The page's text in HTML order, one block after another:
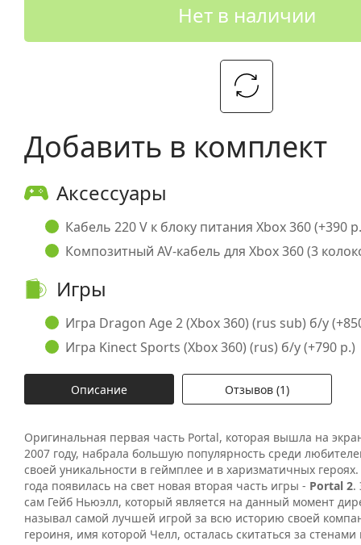
Нет в наличии
Добавить в комплект
Аксессуары
Кабель 220 V к блоку питания Xbox 360 (+390
Композитный AV-кабель для Xbox 360 (3
Игры
Игра Dragon Age 2 (Xbox 360) (rus sub) б/у
Игра Kinect Sports (Xbox 360) (rus) б/у (+790 р.)
Описание Отзывов (1)
Оригинальная первая часть Portal, которая вышла на
2007 году, набрала большую популярность среди
своей уникальности в геймплее и в харизматичных
года появилась на свет новая вторая часть игры - Portal 2.
сам Гейб Ньюэлл, который является на данный момент
называл самой лучшей игрой за всю историю своей
героиня, имя которой Челл, осталась скитаться за стенами